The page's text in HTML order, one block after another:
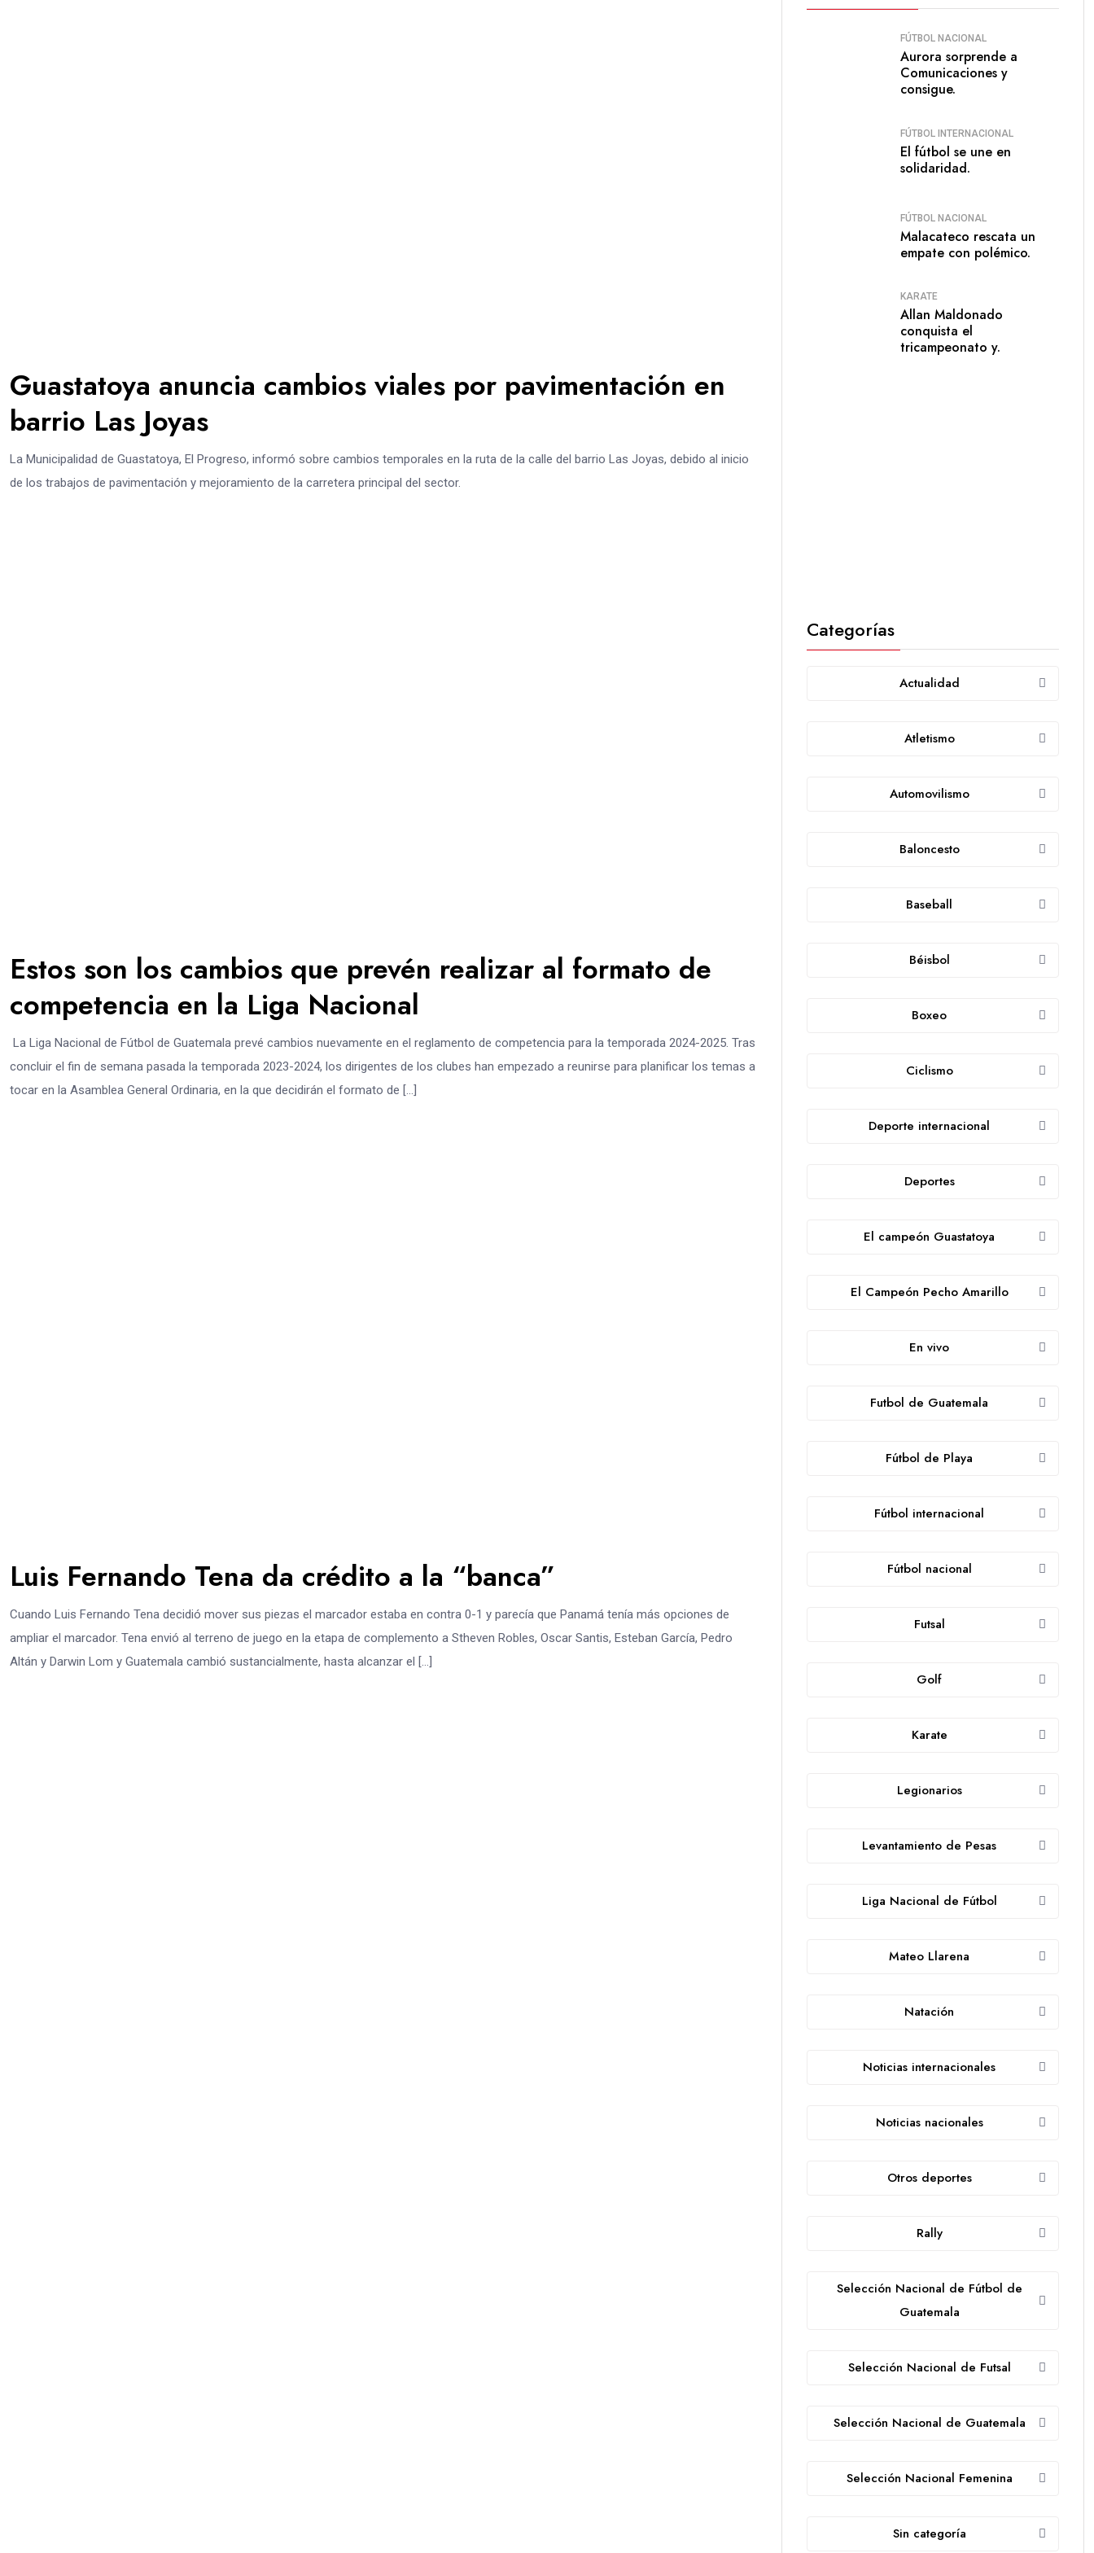
Guastatoya anuncia cambios viales por pavimentación en
barrio Las Joyas
La Municipalidad de Guastatoya, El Progreso, informó sobre cambios temporales en la ruta de la calle del barrio Las Joyas, debido al inicio
de los trabajos de pavimentación y mejoramiento de la carretera principal del sector.
Estos son los cambios que prevén realizar al formato de
competencia en la Liga Nacional
La Liga Nacional de Fútbol de Guatemala prevé cambios nuevamente en el reglamento de competencia para la temporada 2024-2025. Tras
concluir el fin de semana pasada la temporada 2023-2024, los dirigentes de los clubes han empezado a reunirse para planificar los temas a
tocar en la Asamblea General Ordinaria, en la que decidirán el formato de […]
Luis Fernando Tena da crédito a la “banca”
Cuando Luis Fernando Tena decidió mover sus piezas el marcador estaba en contra 0-1 y parecía que Panamá tenía más opciones de
ampliar el marcador. Tena envió al terreno de juego en la etapa de complemento a Stheven Robles, Oscar Santis, Esteban García, Pedro
Altán y Darwin Lom y Guatemala cambió sustancialmente, hasta alcanzar el […]
FÚTBOL NACIONAL
Aurora sorprende a
Comunicaciones y
consigue.
FÚTBOL INTERNACIONAL
El fútbol se une en
solidaridad.
FÚTBOL NACIONAL
Malacateco rescata un
empate con polémico.
KARATE
Allan Maldonado
conquista el
tricampeonato y.
Categorías
Actualidad
Atletismo
Automovilismo
Baloncesto
Baseball
Béisbol
Boxeo
Ciclismo
Deporte internacional
Deportes
El campeón Guastatoya
El Campeón Pecho Amarillo
En vivo
Futbol de Guatemala
Fútbol de Playa
Fútbol internacional
Fútbol nacional
Futsal
Golf
Karate
Legionarios
Levantamiento de Pesas
Liga Nacional de Fútbol
Mateo Llarena
Natación
Noticias internacionales
Noticias nacionales
Otros deportes
Rally
Selección Nacional de Fútbol de
Guatemala
Selección Nacional de Futsal
Selección Nacional de Guatemala
Selección Nacional Femenina
Sin categoría